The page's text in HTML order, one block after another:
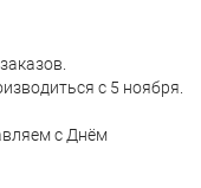
с 5 ноября.
с Днём